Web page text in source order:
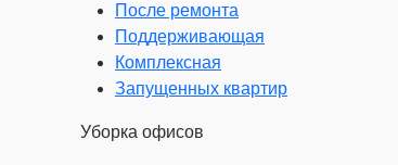
После ремонта
Поддерживающая
Комплексная
Запущенных квартир
Уборка офисов